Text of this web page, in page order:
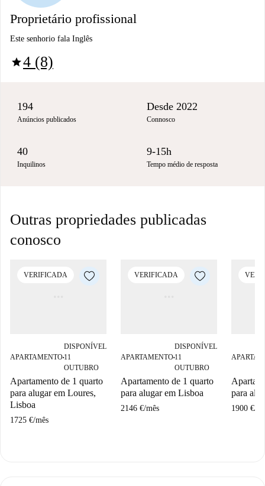
Proprietário profissional
Este senhorio fala Inglês
star4 (8)
194
Anúncios publicados
Desde 2022
Connosco
40
Inquilinos
9-15h
Tempo médio de resposta
Outras propriedades publicadas
conosco
VERIFICADA
APARTAMENTO■
DISPONÍVEL
11
OUTUBRO
Apartamento de 1 quarto
para alugar em Loures,
Lisboa
1725 €/mês
VERIFICADA
APARTAMENTO■
DISPONÍVEL
11
OUTUBRO
Apartamento de 1 quarto
para alugar em Lisboa
2146 €/mês
para
1900 €/